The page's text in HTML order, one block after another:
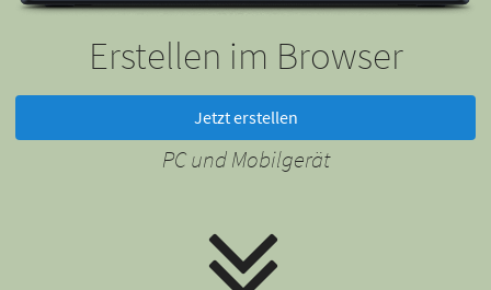
Erstellen im Browser
Jetzt erstellen
PC und Mobilgerät